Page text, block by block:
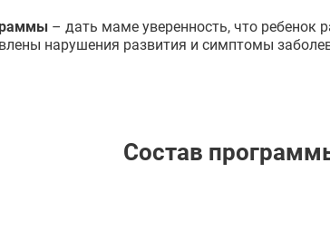
– дать маме уверенность, что ребенок
нарушения развития и симптомы
Состав